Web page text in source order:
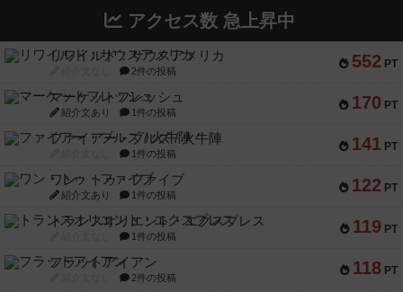
アクセス数 急上昇中
552 PT
リワイルド：サウスアメリカ
2件の投稿
170 PT
マーケットフレッシュ
紹介文あり 1件の投稿
141 PT
ファイアー・ブルズ / 火牛陣
1件の投稿
122 PT
ワン・トゥ・ファイブ
紹介文あり 1件の投稿
119 PT
トランスオリエント・エクスプレス
1件の投稿
118 PT
フラットアイアン
2件の投稿